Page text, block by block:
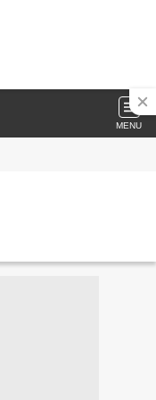
MENU